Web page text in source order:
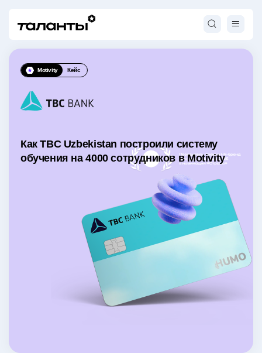
Motivity Кейс
Как TBC Uzbekistan построили систему
обучения на 4000 сотрудников в Motivity